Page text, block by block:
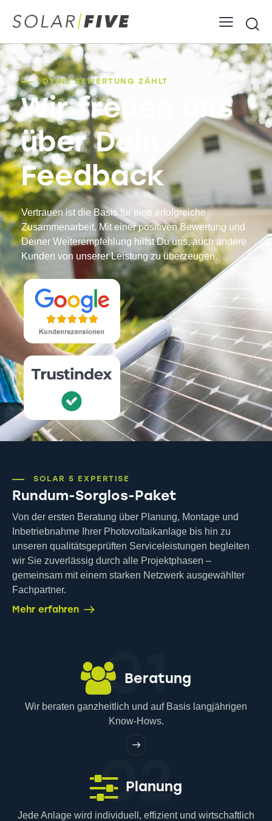
DEINE BEWERTUNG ZÄHLT
Wir freuen uns
über Dein
Feedback
Vertrauen ist die Basis für eine erfolgreiche
Zusammenarbeit. Mit einer positiven Bewertung und
Deiner Weiterempfehlung hilfst Du uns, auch andere
Kunden von unserer Leistung zu überzeugen.
SOLAR 5 EXPERTISE
Rundum-Sorglos-Paket
Von der ersten Beratung über Planung, Montage und
Inbetriebnahme Ihrer Photovoltaikanlage bis hin zu
unseren qualitätsgeprüften Serviceleistungen begleiten
wir Sie zuverlässig durch alle Projektphasen –
gemeinsam mit einem starken Netzwerk ausgewählter
Fachpartner.
Mehr erfahren
01
Beratung
Wir beraten ganzheitlich und auf Basis langjährigen
Know-Hows.
02
Planung
Jede Anlage wird individuell, effizient und wirtschaftlich